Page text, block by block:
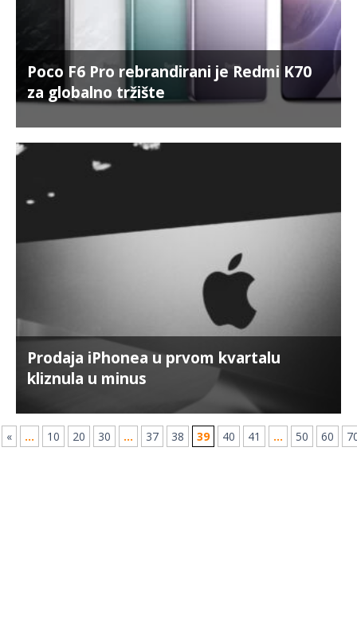
Poco F6 Pro rebrandirani je Redmi K70
za globalno tržište
Prodaja iPhonea u prvom kvartalu
kliznula u minus
« ... 10 20 30 ... 37 38 39 40 41 ... 50 60